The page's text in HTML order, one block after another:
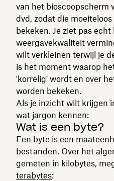
van het bioscoopscherm
dvd, zodat die
bekeken. Je ziet pas
weergavekwaliteit
wilt verkleinen terwijl je
is het moment waarop
'korrelig' wordt en over
worden bekeken.
Als je inzicht wilt krijgen
wat jargon kennen:
Wat is een byte?
Een byte is een
bestanden. Over het
gemeten in kilobytes,
terabytes: